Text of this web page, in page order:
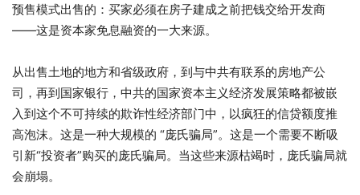
预售模式出售的：买家必须在房子建成之前把钱交给开发商
——这是资本家免息融资的一大来源。
从出售土地的地方和省级政府，到与中共有联系的房地产公
司，再到国家银行，中共的国家资本主义经济发展策略都被嵌
入到这个不可持续的欺诈性经济部门中，以疯狂的信贷额度推
高泡沫。这是一种大规模的 “庞氏骗局”。这是一个需要不断吸
引新“投资者”购买的庞氏骗局。当这些来源枯竭时，庞氏骗局就
会崩塌。